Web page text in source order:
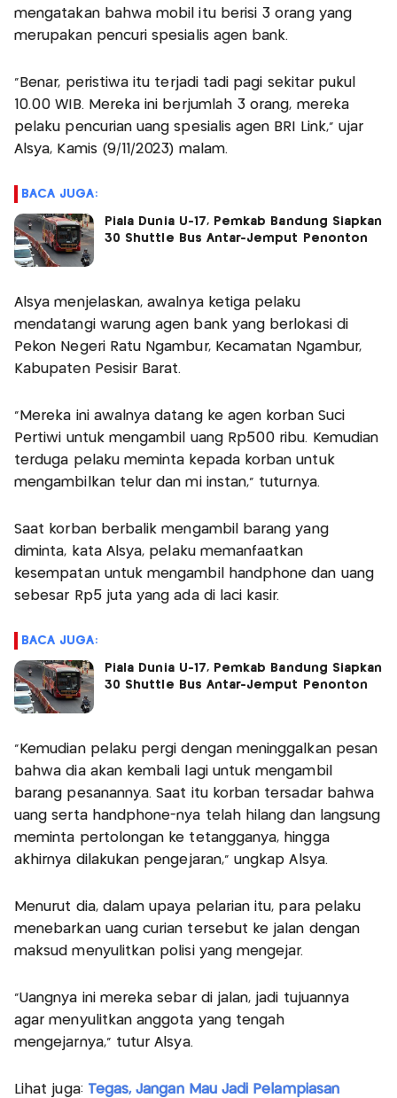
mengatakan bahwa mobil itu berisi 3 orang yang
merupakan pencuri spesialis agen bank.
"Benar, peristiwa itu terjadi tadi pagi sekitar pukul
10.00 WIB. Mereka ini berjumlah 3 orang, mereka
pelaku pencurian uang spesialis agen BRI Link," ujar
Alsya, Kamis (9/11/2023) malam.
BACA JUGA:
Piala Dunia U-17, Pemkab Bandung Siapkan
30 Shuttle Bus Antar-Jemput Penonton
Alsya menjelaskan, awalnya ketiga pelaku
mendatangi warung agen bank yang berlokasi di
Pekon Negeri Ratu Ngambur, Kecamatan Ngambur,
Kabupaten Pesisir Barat.
"Mereka ini awalnya datang ke agen korban Suci
Pertiwi untuk mengambil uang Rp500 ribu. Kemudian
terduga pelaku meminta kepada korban untuk
mengambilkan telur dan mi instan," tuturnya.
Saat korban berbalik mengambil barang yang
diminta, kata Alsya, pelaku memanfaatkan
kesempatan untuk mengambil handphone dan uang
sebesar Rp5 juta yang ada di laci kasir.
BACA JUGA:
Piala Dunia U-17, Pemkab Bandung Siapkan
30 Shuttle Bus Antar-Jemput Penonton
"Kemudian pelaku pergi dengan meninggalkan pesan
bahwa dia akan kembali lagi untuk mengambil
barang pesanannya. Saat itu korban tersadar bahwa
uang serta handphone-nya telah hilang dan langsung
meminta pertolongan ke tetangganya, hingga
akhirnya dilakukan pengejaran," ungkap Alsya.
Menurut dia, dalam upaya pelarian itu, para pelaku
menebarkan uang curian tersebut ke jalan dengan
maksud menyulitkan polisi yang mengejar.
"Uangnya ini mereka sebar di jalan, jadi tujuannya
agar menyulitkan anggota yang tengah
mengejarnya," tutur Alsya.
Lihat juga: Tegas, Jangan Mau Jadi Pelampiasan